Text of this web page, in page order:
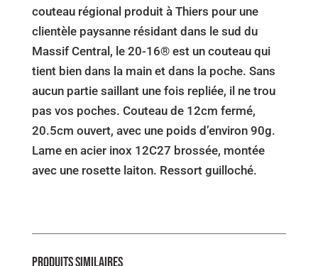
couteau régional produit à Thiers pour une
clientèle paysanne résidant dans le sud du
Massif Central, le 20-16® est un couteau qui
tient bien dans la main et dans la poche. Sans
aucun partie saillant une fois repliée, il ne trou
pas vos poches. Couteau de 12cm fermé,
20.5cm ouvert, avec une poids d’environ 90g.
Lame en acier inox 12C27 brossée, montée
avec une rosette laiton. Ressort guilloché.